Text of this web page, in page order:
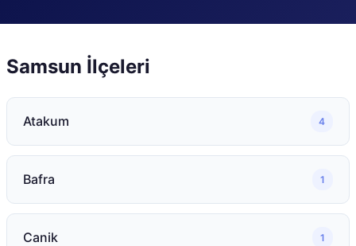
Samsun İlçeleri
Atakum 4
Bafra 1
Canik 1